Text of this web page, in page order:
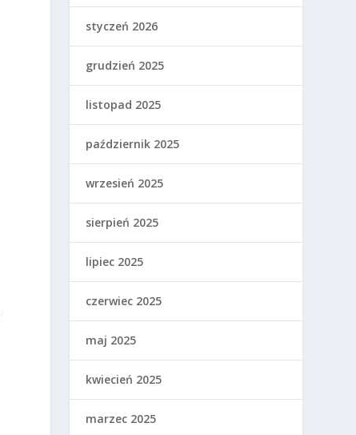
styczeń 2026
grudzień 2025
listopad 2025
październik 2025
wrzesień 2025
sierpień 2025
lipiec 2025
czerwiec 2025
maj 2025
kwiecień 2025
marzec 2025